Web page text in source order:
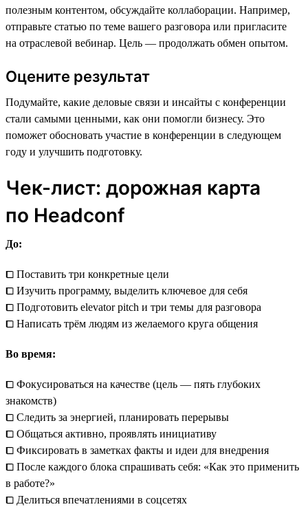
полезным контентом, обсуждайте коллаборации. Например,
отправьте статью по теме вашего разговора или пригласите
на отраслевой вебинар. Цель — продолжать обмен опытом.
Оцените результат
Подумайте, какие деловые связи и инсайты с конференции
стали самыми ценными, как они помогли бизнесу. Это
поможет обосновать участие в конференции в следующем
году и улучшить подготовку.
Чек-лист: дорожная карта
по Headсonf
До:
⧠ Поставить три конкретные цели
⧠ Изучить программу, выделить ключевое для себя
⧠ Подготовить elevator pitch и три темы для разговора
⧠ Написать трём людям из желаемого круга общения
Во время:
⧠ Фокусироваться на качестве (цель — пять глубоких
знакомств)
⧠ Следить за энергией, планировать перерывы
⧠ Общаться активно, проявлять инициативу
⧠ Фиксировать в заметках факты и идеи для внедрения
⧠ После каждого блока спрашивать себя: «Как это применить
в работе?»
⧠ Делиться впечатлениями в соцсетях